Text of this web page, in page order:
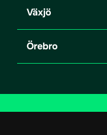
Växjö
Örebro